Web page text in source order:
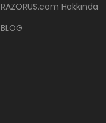
RAZORUS.com Hakkında
BLOG